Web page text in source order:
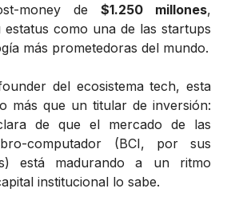
money de $1.250 millones,
estatus como una de las startups
más prometedoras del mundo.
del ecosistema tech, esta
más que un titular de inversión:
de que el mercado de las
computador (BCI, por sus
está madurando a un ritmo
institucional lo sabe.